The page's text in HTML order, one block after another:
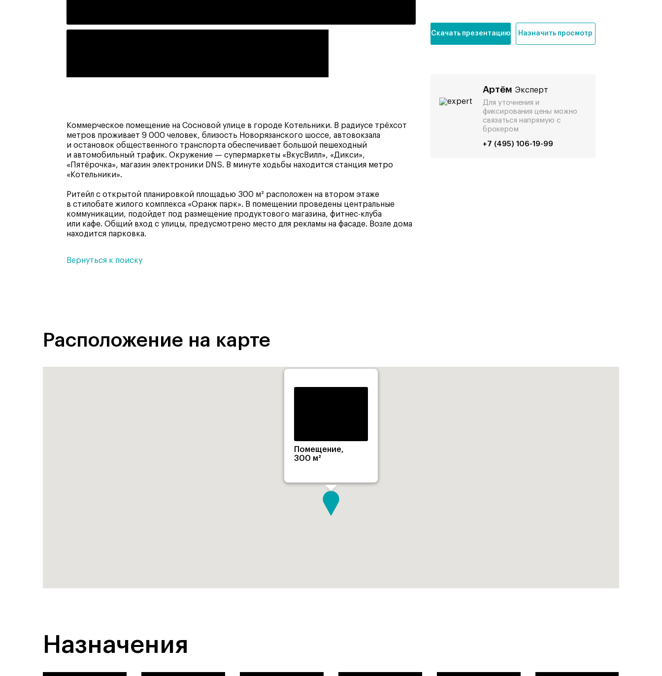
Коммерческое помещение на Сосновой улице в городе Котельники. В радиусе трёхсот
метров проживает 9 000 человек, близость Новорязанского шоссе, автовокзала
и остановок общественного транспорта обеспечивает большой пешеходный
и автомобильный трафик. Окружение — супермаркеты «ВкусВилл», «Дикси»,
«Пятёрочка», магазин электроники DNS. В минуте ходьбы находится станция метро
«Котельники».
Ритейл с открытой планировкой площадью 300 м² расположен на втором этаже
в стилобате жилого комплекса «Оранж парк». В помещении проведены центральные
коммуникации, подойдет под размещение продуктового магазина, фитнес-клуба
или кафе. Общий вход с улицы, предусмотрено место для рекламы на фасаде. Возле дома
находится парковка.
Вернуться к поиску
Скачать презентацию Назначить просмотр
Артём Эксперт
Для уточнения и
фиксирования цены можно
связаться напрямую с
брокером
+7 (495) 106-19-99
Расположение на карте
Помещение,
300 м²
Назначения